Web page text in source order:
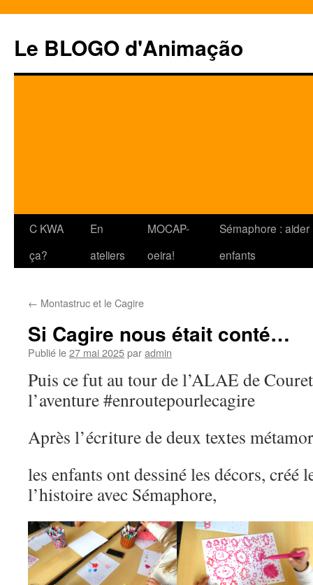
Le BLOGO d'Animação
Aller
C KWA
ça?
En
ateliers
MOCAP-
oeira!
Sémaphore : aider
enfants
← Montastruc et le Cagire
Si Cagire nous était conté…
Publié le27 mai 2025paradmin
Puis ce fut au tour de l’ALAE de
l’aventure #enroutepourlecagire
Après l’écriture de deux textes
les enfants ont dessiné les décors, créé
l’histoire avec Sémaphore,